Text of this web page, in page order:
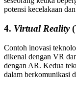
potensi kecelakaan
4. Virtual Reality
Contoh inovasi
dikenal dengan VR
dengan AR. Kedua
dalam berkomunikasi